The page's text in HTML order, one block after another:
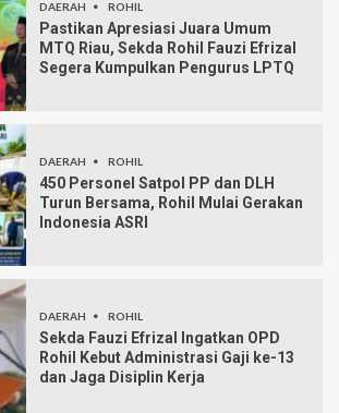
DAERAH ROHIL
Pastikan Apresiasi Juara Umum
MTQ Riau, Sekda Rohil Fauzi Efrizal
Segera Kumpulkan Pengurus LPTQ
DAERAH ROHIL
450 Personel Satpol PP dan DLH
Turun Bersama, Rohil Mulai Gerakan
Indonesia ASRI
DAERAH ROHIL
Sekda Fauzi Efrizal Ingatkan OPD
Rohil Kebut Administrasi Gaji ke-13
dan Jaga Disiplin Kerja